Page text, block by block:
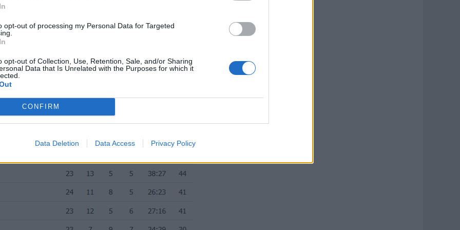
opt-out of processing my Personal Data for Targeted
opt-out of Collection, Use, Retention, Sale, and/or Sharing
Data that Is Unrelated with the Purposes for which it
CONFIRM
Data Deletion Data Access Privacy Policy
τον Σένκεφελντ, ωστόσο το «παρών» θα
οι Σάκχοφ και
οι Ολιβέιρα, Τσιγκρίνσκι, Μπακάκης,
και Σιμόες.